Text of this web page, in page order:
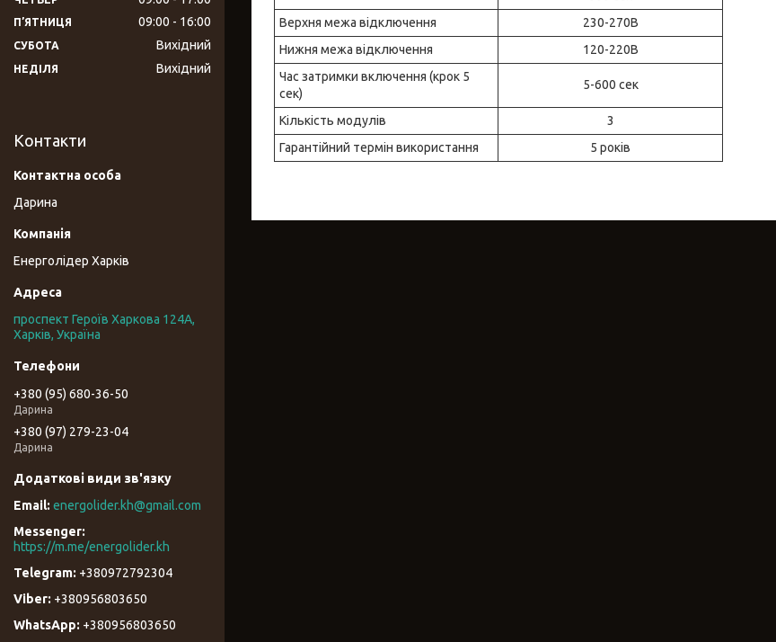
Верхня межа відключення
230-270B
Нижня межа відключення
120-220B
Час затримки включення (крок 5
сек)
5-600 сек
Кількість модулів
3
Гарантійний термін використання
5 років
ПʼЯТНИЦЯ 09:00 16:00
СУБОТА Вихідний
НЕДІЛЯ Вихідний
Контакти
Дарина
Енерголідер Харків
проспект Героїв Харкова 124А,
Харків, Україна
+380 (95) 680-36-50
Дарина
+380 (97) 279-23-04
Дарина
energolider.kh@gmail.com
https://m.me/energolider.kh
+380972792304
+380956803650
+380956803650